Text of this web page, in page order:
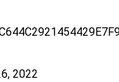
2022